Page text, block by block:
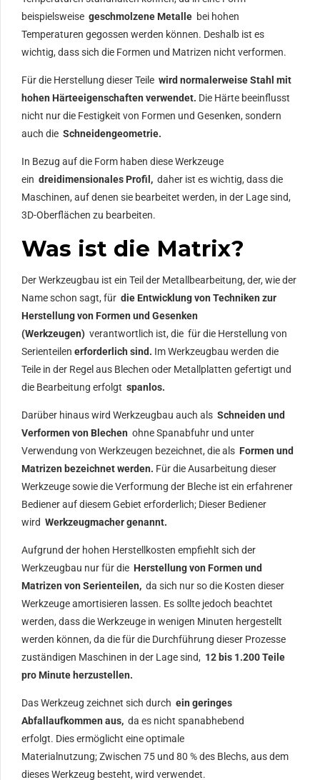
beispielsweise geschmolzene Metalle bei hohen
Temperaturen gegossen werden können. Deshalb ist es
wichtig, dass sich die Formen und Matrizen nicht verformen.
Für die Herstellung dieser Teile wird normalerweise Stahl mit
hohen Härteeigenschaften verwendet. Die Härte beeinflusst
nicht nur die Festigkeit von Formen und Gesenken, sondern
auch die Schneidengeometrie.
In Bezug auf die Form haben diese Werkzeuge
ein dreidimensionales Profil, daher ist es wichtig, dass die
Maschinen, auf denen sie bearbeitet werden, in der Lage sind,
3D-Oberflächen zu bearbeiten.
Was ist die Matrix?
Der Werkzeugbau ist ein Teil der Metallbearbeitung, der, wie der
Name schon sagt, für die Entwicklung von Techniken zur
Herstellung von Formen und Gesenken
(Werkzeugen) verantwortlich ist, die für die Herstellung von
Serienteilen erforderlich sind. Im Werkzeugbau werden die
Teile in der Regel aus Blechen oder Metallplatten gefertigt und
die Bearbeitung erfolgt spanlos.
Darüber hinaus wird Werkzeugbau auch als Schneiden und
Verformen von Blechen ohne Spanabfuhr und unter
Verwendung von Werkzeugen bezeichnet, die als Formen und
Matrizen bezeichnet werden. Für die Ausarbeitung dieser
Werkzeuge sowie die Verformung der Bleche ist ein erfahrener
Bediener auf diesem Gebiet erforderlich; Dieser Bediener
wird Werkzeugmacher genannt.
Aufgrund der hohen Herstellkosten empfiehlt sich der
Werkzeugbau nur für die Herstellung von Formen und
Matrizen von Serienteilen, da sich nur so die Kosten dieser
Werkzeuge amortisieren lassen. Es sollte jedoch beachtet
werden, dass die Werkzeuge in wenigen Minuten hergestellt
werden können, da die für die Durchführung dieser Prozesse
zuständigen Maschinen in der Lage sind, 12 bis 1.200 Teile
pro Minute herzustellen.
Das Werkzeug zeichnet sich durch ein geringes
Abfallaufkommen aus, da es nicht spanabhebend
erfolgt. Dies ermöglicht eine optimale
Materialnutzung; Zwischen 75 und 80 % des Blechs, aus dem
dieses Werkzeug besteht, wird verwendet.